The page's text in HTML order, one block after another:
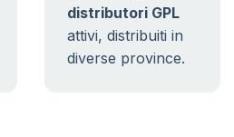
distributori GPL
attivi, distribuiti in
diverse province.